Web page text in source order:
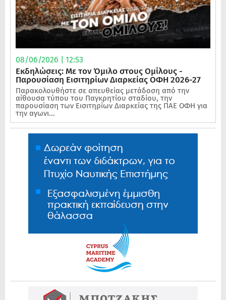
08/06/2026 | 12:53
Εκδηλώσεις: Με τον Όμιλο στους Ομίλους -
Παρουσίαση Εισιτηρίων Διαρκείας ΟΦΗ 2026-27
Παρακολουθήστε σε απευθείας μετάδοση από την
αίθουσα τύπου του Παγκρητίου σταδίου, την
παρουσίαση των Εισιτηρίων Διαρκείας της ΠΑΕ ΟΦΗ για
την αγωνι...